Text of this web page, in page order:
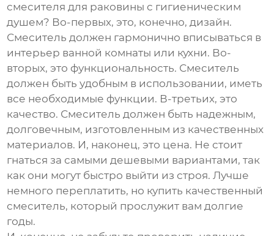
смесителя для раковины с гигиеническим
душем? Во-первых, это, конечно, дизайн.
Смеситель должен гармонично вписываться в
интерьер ванной комнаты или кухни. Во-
вторых, это функциональность. Смеситель
должен быть удобным в использовании, иметь
все необходимые функции. В-третьих, это
качество. Смеситель должен быть надежным,
долговечным, изготовленным из качественных
материалов. И, наконец, это цена. Не стоит
гнаться за самыми дешевыми вариантами, так
как они могут быстро выйти из строя. Лучше
немного переплатить, но купить качественный
смеситель, который прослужит вам долгие
годы.